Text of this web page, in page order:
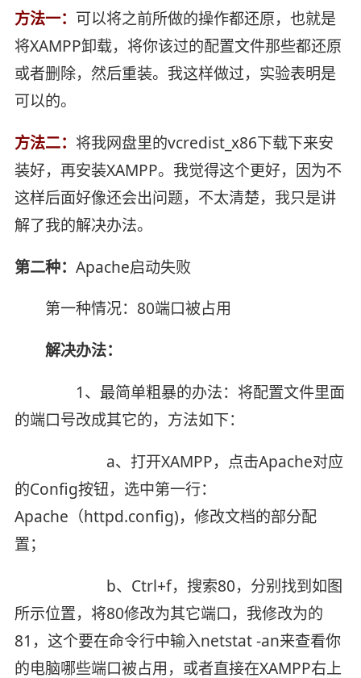
方法一： 可以将之前所做的操作都还原，也就是
将XAMPP卸载，将你该过的配置文件那些都还原
或者删除，然后重装。我这样做过，实验表明是
可以的。
方法二： 将我网盘里的vcredist_x86下载下来安
装好，再安装XAMPP。我觉得这个更好，因为不
这样后面好像还会出问题，不太清楚，我只是讲
解了我的解决办法。
第二种： Apache启动失败
第一种情况：80端口被占用
解决办法：
1、最简单粗暴的办法：将配置文件里面
的端口号改成其它的，方法如下：
a、打开XAMPP，点击Apache对应
的Config按钮，选中第一行：
Apache（httpd.config)，修改文档的部分配
置；
b、Ctrl+f，搜索80，分别找到如图
所示位置，将80修改为其它端口，我修改为的
81，这个要在命令行中输入netstat -an来查看你
的电脑哪些端口被占用，或者直接在XAMPP右上